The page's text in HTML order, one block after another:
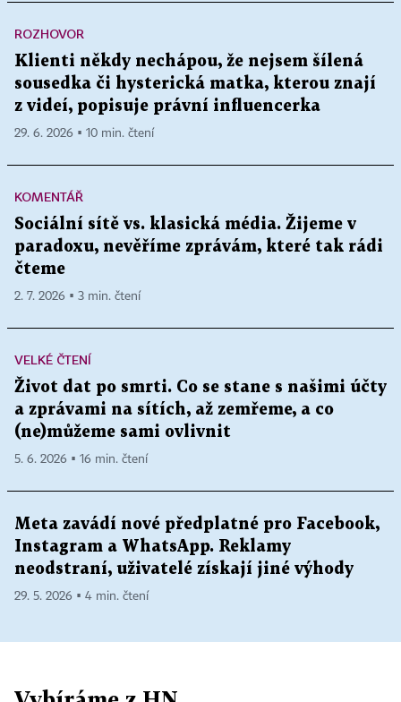
ROZHOVOR
Klienti někdy nechápou, že nejsem šílená
sousedka či hysterická matka, kterou znají
z videí, popisuje právní influencerka
29. 6. 2026 ▪ 10 min. čtení
KOMENTÁŘ
Sociální sítě vs. klasická média. Žijeme v
paradoxu, nevěříme zprávám, které tak rádi
čteme
2. 7. 2026 ▪ 3 min. čtení
VELKÉ ČTENÍ
Život dat po smrti. Co se stane s našimi účty
a zprávami na sítích, až zemřeme, a co
(ne)můžeme sami ovlivnit
5. 6. 2026 ▪ 16 min. čtení
Meta zavádí nové předplatné pro Facebook,
Instagram a WhatsApp. Reklamy
neodstraní, uživatelé získají jiné výhody
29. 5. 2026 ▪ 4 min. čtení